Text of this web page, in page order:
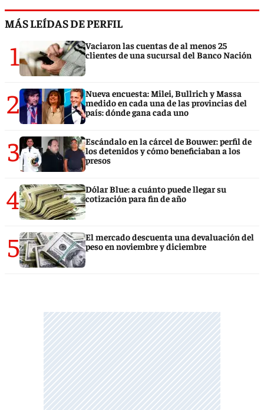
MÁS LEÍDAS DE PERFIL
1
Vaciaron las cuentas de al menos 25
clientes de una sucursal del Banco Nación
2
Nueva encuesta: Milei, Bullrich y Massa
medido en cada una de las provincias del
país: dónde gana cada uno
3
Escándalo en la cárcel de Bouwer: perfil de
los detenidos y cómo beneficiaban a los
presos
4
Dólar Blue: a cuánto puede llegar su
cotización para fin de año
5
El mercado descuenta una devaluación del
peso en noviembre y diciembre